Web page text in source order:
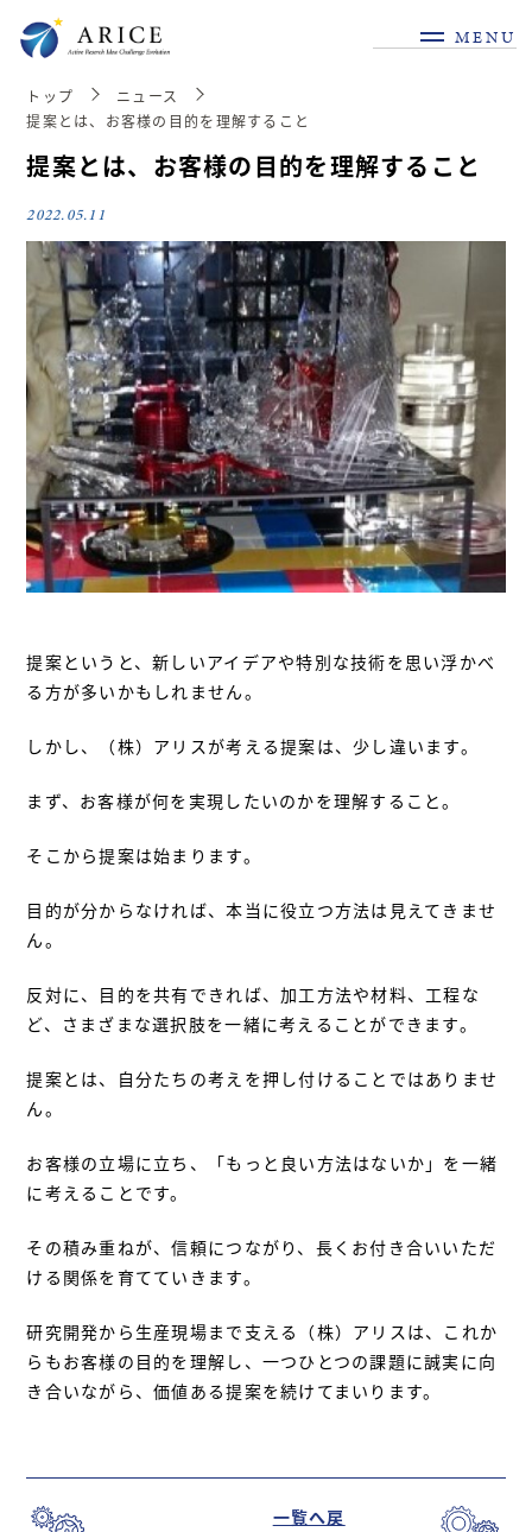
MENU
トップ
ニュース
提案とは、お客様の目的を理解すること
提案とは、お客様の目的を理解すること
2022.05.11
提案というと、新しいアイデアや特別な技術を思い浮かべ
る方が多いかもしれません。
しかし、（株）アリスが考える提案は、少し違います。
まず、お客様が何を実現したいのかを理解すること。
そこから提案は始まります。
目的が分からなければ、本当に役立つ方法は見えてきませ
ん。
反対に、目的を共有できれば、加工方法や材料、工程な
ど、さまざまな選択肢を一緒に考えることができます。
提案とは、自分たちの考えを押し付けることではありませ
ん。
お客様の立場に立ち、「もっと良い方法はないか」を一緒
に考えることです。
その積み重ねが、信頼につながり、長くお付き合いいただ
ける関係を育てていきます。
研究開発から生産現場まで支える（株）アリスは、これか
らもお客様の目的を理解し、一つひとつの課題に誠実に向
き合いながら、価値ある提案を続けてまいります。
一覧へ戻